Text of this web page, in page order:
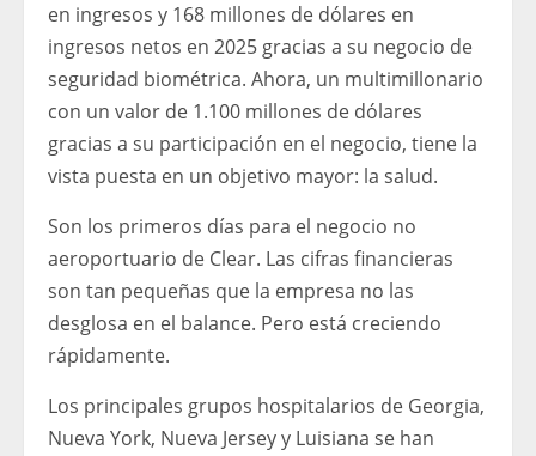
en ingresos y 168 millones de dólares en
ingresos netos en 2025 gracias a su negocio de
seguridad biométrica. Ahora, un multimillonario
con un valor de 1.100 millones de dólares
gracias a su participación en el negocio, tiene la
vista puesta en un objetivo mayor: la salud.
Son los primeros días para el negocio no
aeroportuario de Clear. Las cifras financieras
son tan pequeñas que la empresa no las
desglosa en el balance. Pero está creciendo
rápidamente.
Los principales grupos hospitalarios de Georgia,
Nueva York, Nueva Jersey y Luisiana se han